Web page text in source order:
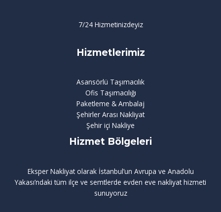
7/24 Hizmetinizdeyiz
Hizmetlerimiz
Asansörlü Taşımacılık
Ofis Taşımacılığı
Paketleme & Ambalaj
Şehirler Arası Nakliyat
Şehir içi Nakliye
Hizmet Bölgeleri
Eksper Nakliyat olarak İstanbul’un Avrupa ve Anadolu
Yakası’ndaki tüm ilçe ve semtlerde evden eve nakliyat hizmeti
sunuyoruz